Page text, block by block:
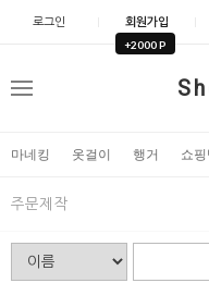
로그인 회원가입
+2000 P
메
마네킹 옷걸이 행거 쇼핑
주문제작